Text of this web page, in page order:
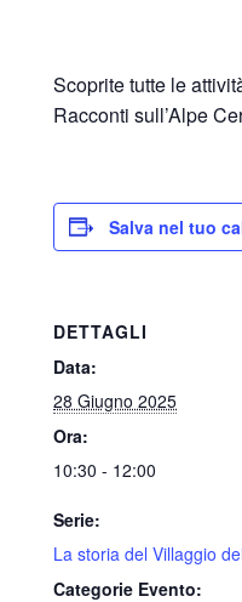
Scoprite tutte le
Racconti sull’Alpe
Salva nel tuo
DETTAGLI
Data:
28 Giugno 2025
Ora:
10:30 - 12:00
Serie:
La storia del Villaggio
Categorie Evento: